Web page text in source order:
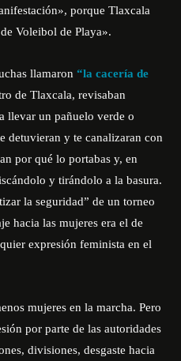
porque Tlaxcala
Voleibol de Playa».
llamaron “la cacería de
de Tlaxcala, revisaban
llevar un pañuelo verde o
detuvieran y te canalizaran con
por qué lo portabas y, en
y tirándolo a la basura.
la seguridad” de un torneo
hacia las mujeres era el de
expresión feminista en el
mujeres en la marcha. Pero
por parte de las autoridades
divisiones, desgaste hacia